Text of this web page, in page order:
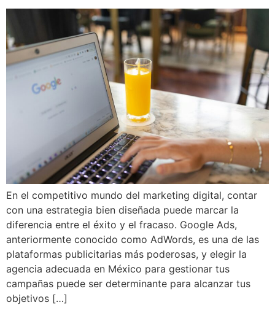
En el competitivo mundo del marketing digital, contar
con una estrategia bien diseñada puede marcar la
diferencia entre el éxito y el fracaso. Google Ads,
anteriormente conocido como AdWords, es una de las
plataformas publicitarias más poderosas, y elegir la
agencia adecuada en México para gestionar tus
campañas puede ser determinante para alcanzar tus
objetivos […]